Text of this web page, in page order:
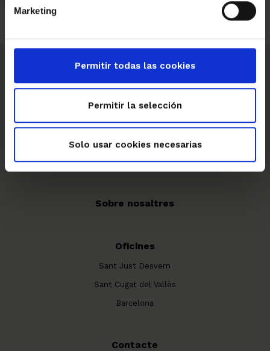
Marketing
Permitir todas las cookies
Permitir la selección
Solo usar cookies necesarias
Sobre nosaltres
Oficines
Sant Just Desvern
Sant Cugat del Vallès
Barcelona
Contacte